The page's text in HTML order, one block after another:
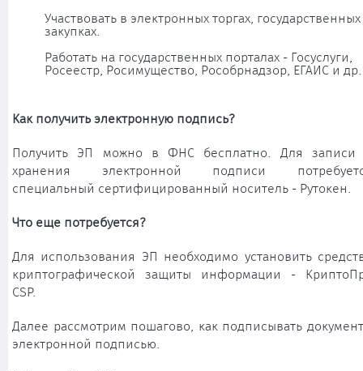
Участвовать в электронных торгах, государственных
закупках.
Работать на государственных порталах - Госуслуги,
Росеестр, Росимущество, Рособрнадзор, ЕГАИС и др.
Как получить электронную подпись?
Получить ЭП можно в ФНС бесплатно. Для записи
хранения электронной подписи
специальный сертифицированный носитель - Рутокен.
Что еще потребуется?
Для использования ЭП необходимо установить
криптографической защиты информации -
CSP.
Далее рассмотрим пошагово, как подписывать
электронной подписью.